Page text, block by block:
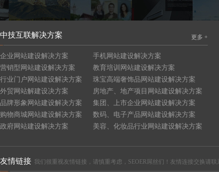
更多 +
中技互联解决方案
企业网站建设解决方案
营销型网站建设解决方案
行业门户网站建设解决方案
外贸网站解建设决方案
品牌形象网站建设解决方案
购物商城网站建设解决方案
政府网站建设解决方案
手机网站建设解决方案
教育培训网站建设解决方案
珠宝高端奢饰品网站建设解决方案
房地产、地产项目网站建设解决方案
集团、上市企业网站建设解决方案
数码、电子产品网站建设解决方案
美容、化妆品行业网站建设解决方案
友情链接 我们很重视友情链接，请慎重考虑，SEOER屌丝们！友情连接交换请联